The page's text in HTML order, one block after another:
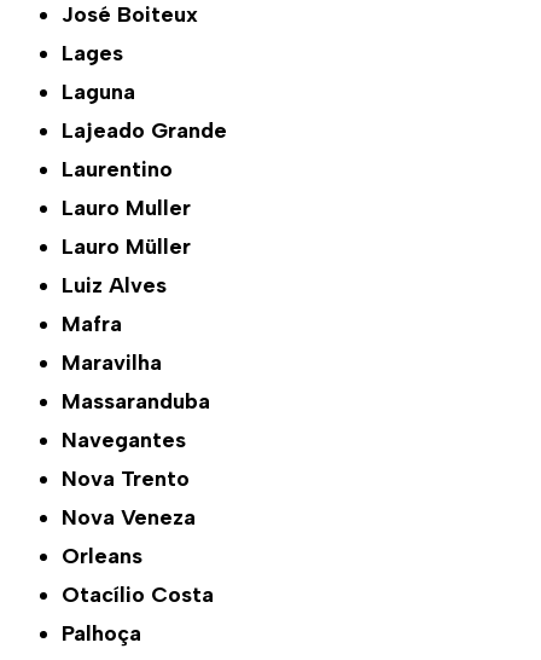
José Boiteux
Lages
Laguna
Lajeado Grande
Laurentino
Lauro Muller
Lauro Müller
Luiz Alves
Mafra
Maravilha
Massaranduba
Navegantes
Nova Trento
Nova Veneza
Orleans
Otacílio Costa
Palhoça